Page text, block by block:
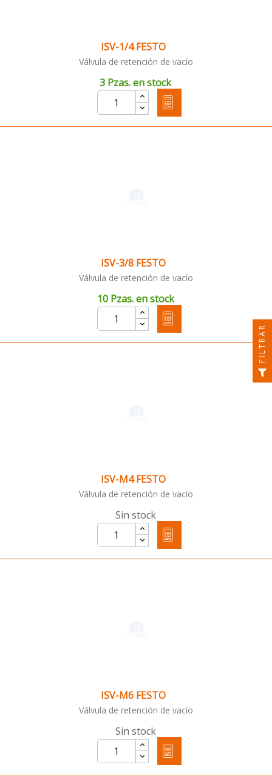
ISV-1/4 FESTO
Válvula de retención de vacío
3 Pzas. en stock
ISV-3/8 FESTO
Válvula de retención de vacío
10 Pzas. en stock
ISV-M4 FESTO
Válvula de retención de vacío
Sin stock
ISV-M6 FESTO
Válvula de retención de vacío
Sin stock
FILTRAR